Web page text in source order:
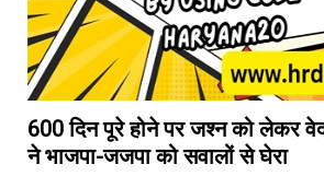
600 दिन पूरे होने पर जश्न को लेकर
ने भाजपा-जजपा को सवालों से घेरा